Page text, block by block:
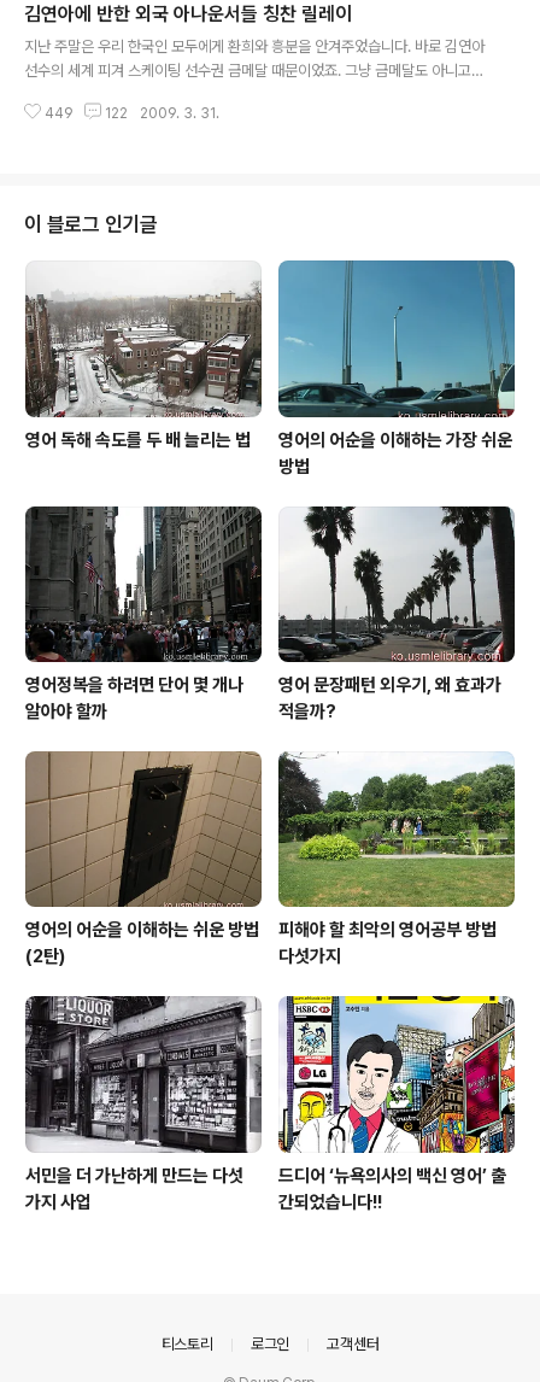
를 말하는 듯합니다. 웃을 일이 없어도 웃으면 결국 이 행복
한 느낌이 상대에도 전해지고 서로 좋은 영향을 나누어서
서로 복을 받는다는 의미가 아닌가 합니다. 인간과 동물을
이 동물과 비슷한 점에 놀라게 됩니다. 특히 원숭이 같은 동
김연아에 반한 외국 아나운서들 칭찬 릴레이
지난 주말은 우리 한국인 모두에게 환희와 흥분을 안겨주었습니다. 바로 김연아
선수의 세계 피겨 스케이팅 선수권 금메달 때문이었죠. 그냥 금메달도 아니고
뿌듯해지는 순간이었습니다. 야구나 축구와 같은 인기 종목이 국제 경기에서 선
라에 피겨스케이팅이 인기종목으로 떠오르는 것은 시간문제가 아닌가 합니다.
저도 처음에 미국에 와서 의아했던 것이 미국인들이 꼽는 인기 스포츠에 미식축
구나 야구, 농구 외에도 피겨스케이..
449 122 2009. 3. 31.
이 블로그 인기글
영어 독해 속도를 두 배 늘리는 법
영어의 어순을 이해하는 가장 쉬운
방법
영어정복을 하려면 단어 몇 개나
알아야 할까
영어 문장패턴 외우기, 왜 효과가
적을까?
영어의 어순을 이해하는 쉬운 방법
(2탄)
피해야 할 최악의 영어공부 방법
다섯가지
서민을 더 가난하게 만드는 다섯
가지 사업
드디어 ‘뉴욕의사의 백신 영어’ 출
간되었습니다!!
티스토리 로그인 고객센터